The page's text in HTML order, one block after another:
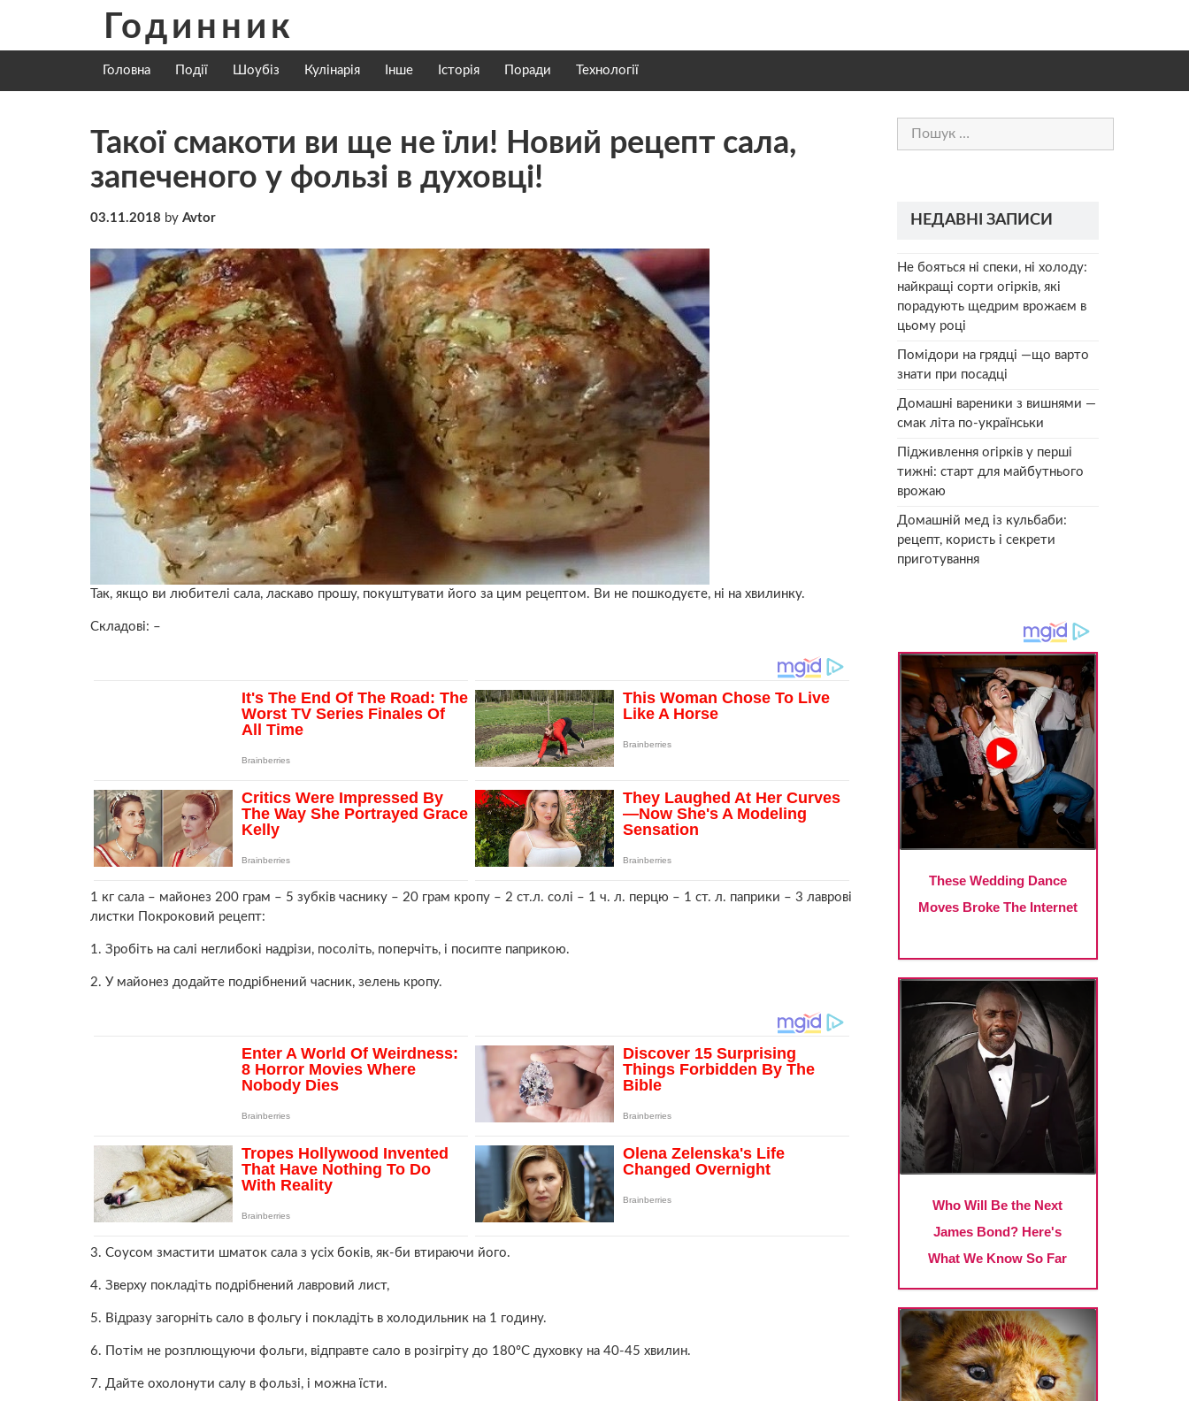
content
Годинник
Головна Події Шоубіз Кулінарія Інше Історія Поради Технології
Такої смакоти ви ще не їли! Новий рецепт сала,
запеченого у фользі в духовці!
03.11.2018 by Avtor
Так, якщо ви любителі сала, ласкаво прошу, покуштувати його за цим рецептом. Ви не пошкодуєте, ні на хвилинку.
Складові: –
1 кг сала – майонез 200 грам – 5 зубків часнику – 20 грам кропу – 2 ст.л. солі – 1 ч. л. перцю – 1 ст. л. паприки – 3 лаврові
листки Покроковий рецепт:
1. Зробіть на салі неглибокі надрізи, посоліть, поперчіть, і посипте паприкою.
2. У майонез додайте подрібнений часник, зелень кропу.
3. Соусом змастити шматок сала з усіх боків, як-би втираючи його.
4. Зверху покладіть подрібнений лавровий лист,
5. Відразу загорніть сало в фольгу і покладіть в холодильник на 1 годину.
6. Потім не розплющуючи фольги, відправте сало в розігріту до 180ºС духовку на 40-45 хвилин.
7. Дайте охолонути салу в фользі, і можна їсти.
Пошук:
НЕДАВНІ ЗАПИСИ
Не бояться ні спеки, ні холоду:
найкращі сорти огірків, які
порадують щедрим врожаєм в
цьому році
Помідори на грядці —що варто
знати при посадці
Домашні вареники з вишнями —
смак літа по-українськи
Підживлення огірків у перші
тижні: старт для майбутнього
врожаю
Домашній мед із кульбаби:
рецепт, користь і секрети
приготування